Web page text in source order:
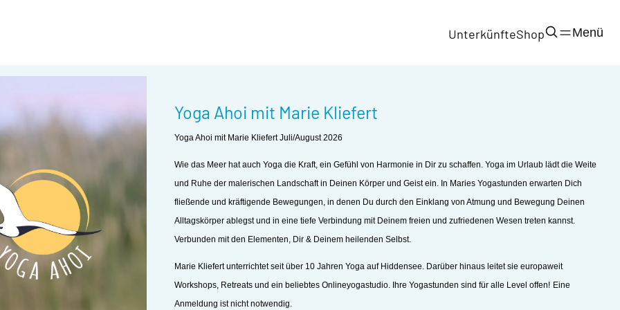
UnterkünfteShop Menü
Yoga Ahoi mit Marie Kliefert
Yoga Ahoi mit Marie Kliefert Juli/August 2026
Wie das Meer hat auch Yoga die Kraft, ein Gefühl von Harmonie in Dir zu schaffen. Yoga im Urlaub lädt die Weite
und Ruhe der malerischen Landschaft in Deinen Körper und Geist ein. In Maries Yogastunden erwarten Dich
fließende und kräftigende Bewegungen, in denen Du durch den Einklang von Atmung und Bewegung Deinen
Alltagskörper ablegst und in eine tiefe Verbindung mit Deinem freien und zufriedenen Wesen treten kannst.
Verbunden mit den Elementen, Dir & Deinem heilenden Selbst.
Marie Kliefert unterrichtet seit über 10 Jahren Yoga auf Hiddensee. Darüber hinaus leitet sie europaweit
Workshops, Retreats und ein beliebtes Onlineyogastudio. Ihre Yogastunden sind für alle Level offen! Eine
Anmeldung ist nicht notwendig.